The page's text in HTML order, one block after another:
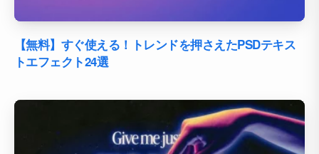
【無料】すぐ使える！トレンドを押さえたPSDテキス
トエフェクト24選